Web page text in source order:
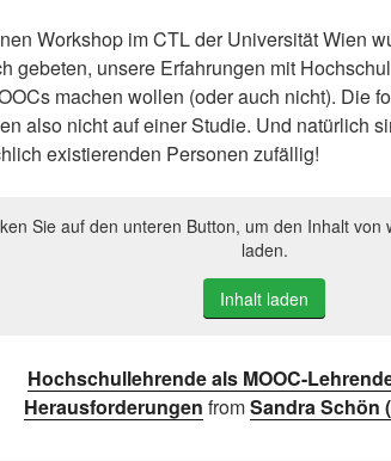
Workshop im CTL der Universität Wien
gebeten, unsere Erfahrungen mit
machen wollen (oder auch nicht). Die
also nicht auf einer Studie. Und natürlich
existierenden Personen zufällig!
Sie auf den unteren Button, um den Inhalt von
laden.
Inhalt laden
Hochschullehrende als MOOC-
Herausforderungen fromSandra Schön